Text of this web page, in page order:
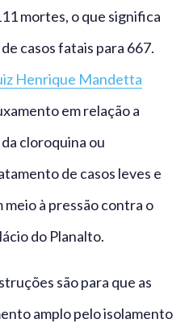
mortes, o que significa
casos fatais para 667.
Henrique Mandetta
em relação a
cloroquina ou
de casos leves e
meio à pressão contra o
do Planalto.
são para que as
amplo pelo isolamento